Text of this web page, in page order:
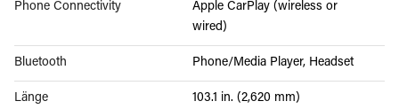
Phone Connectivity
Apple CarPlay (wireless or
wired)
Bluetooth Phone/Media Player, Headset
Länge 103.1 in. (2,620 mm)